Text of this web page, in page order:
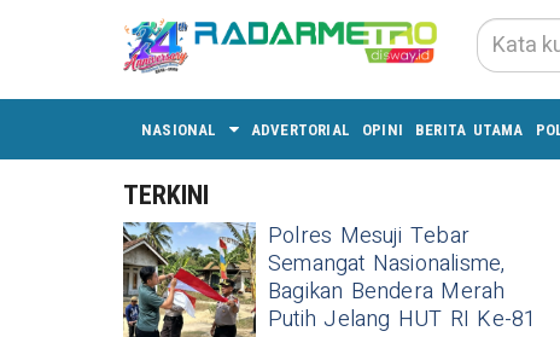
NASIONAL ADVERTORIAL OPINI BERITA UTAMA
TERKINI
Polres Mesuji Tebar
Semangat Nasionalisme,
Bagikan Bendera Merah
Putih Jelang HUT RI Ke-81